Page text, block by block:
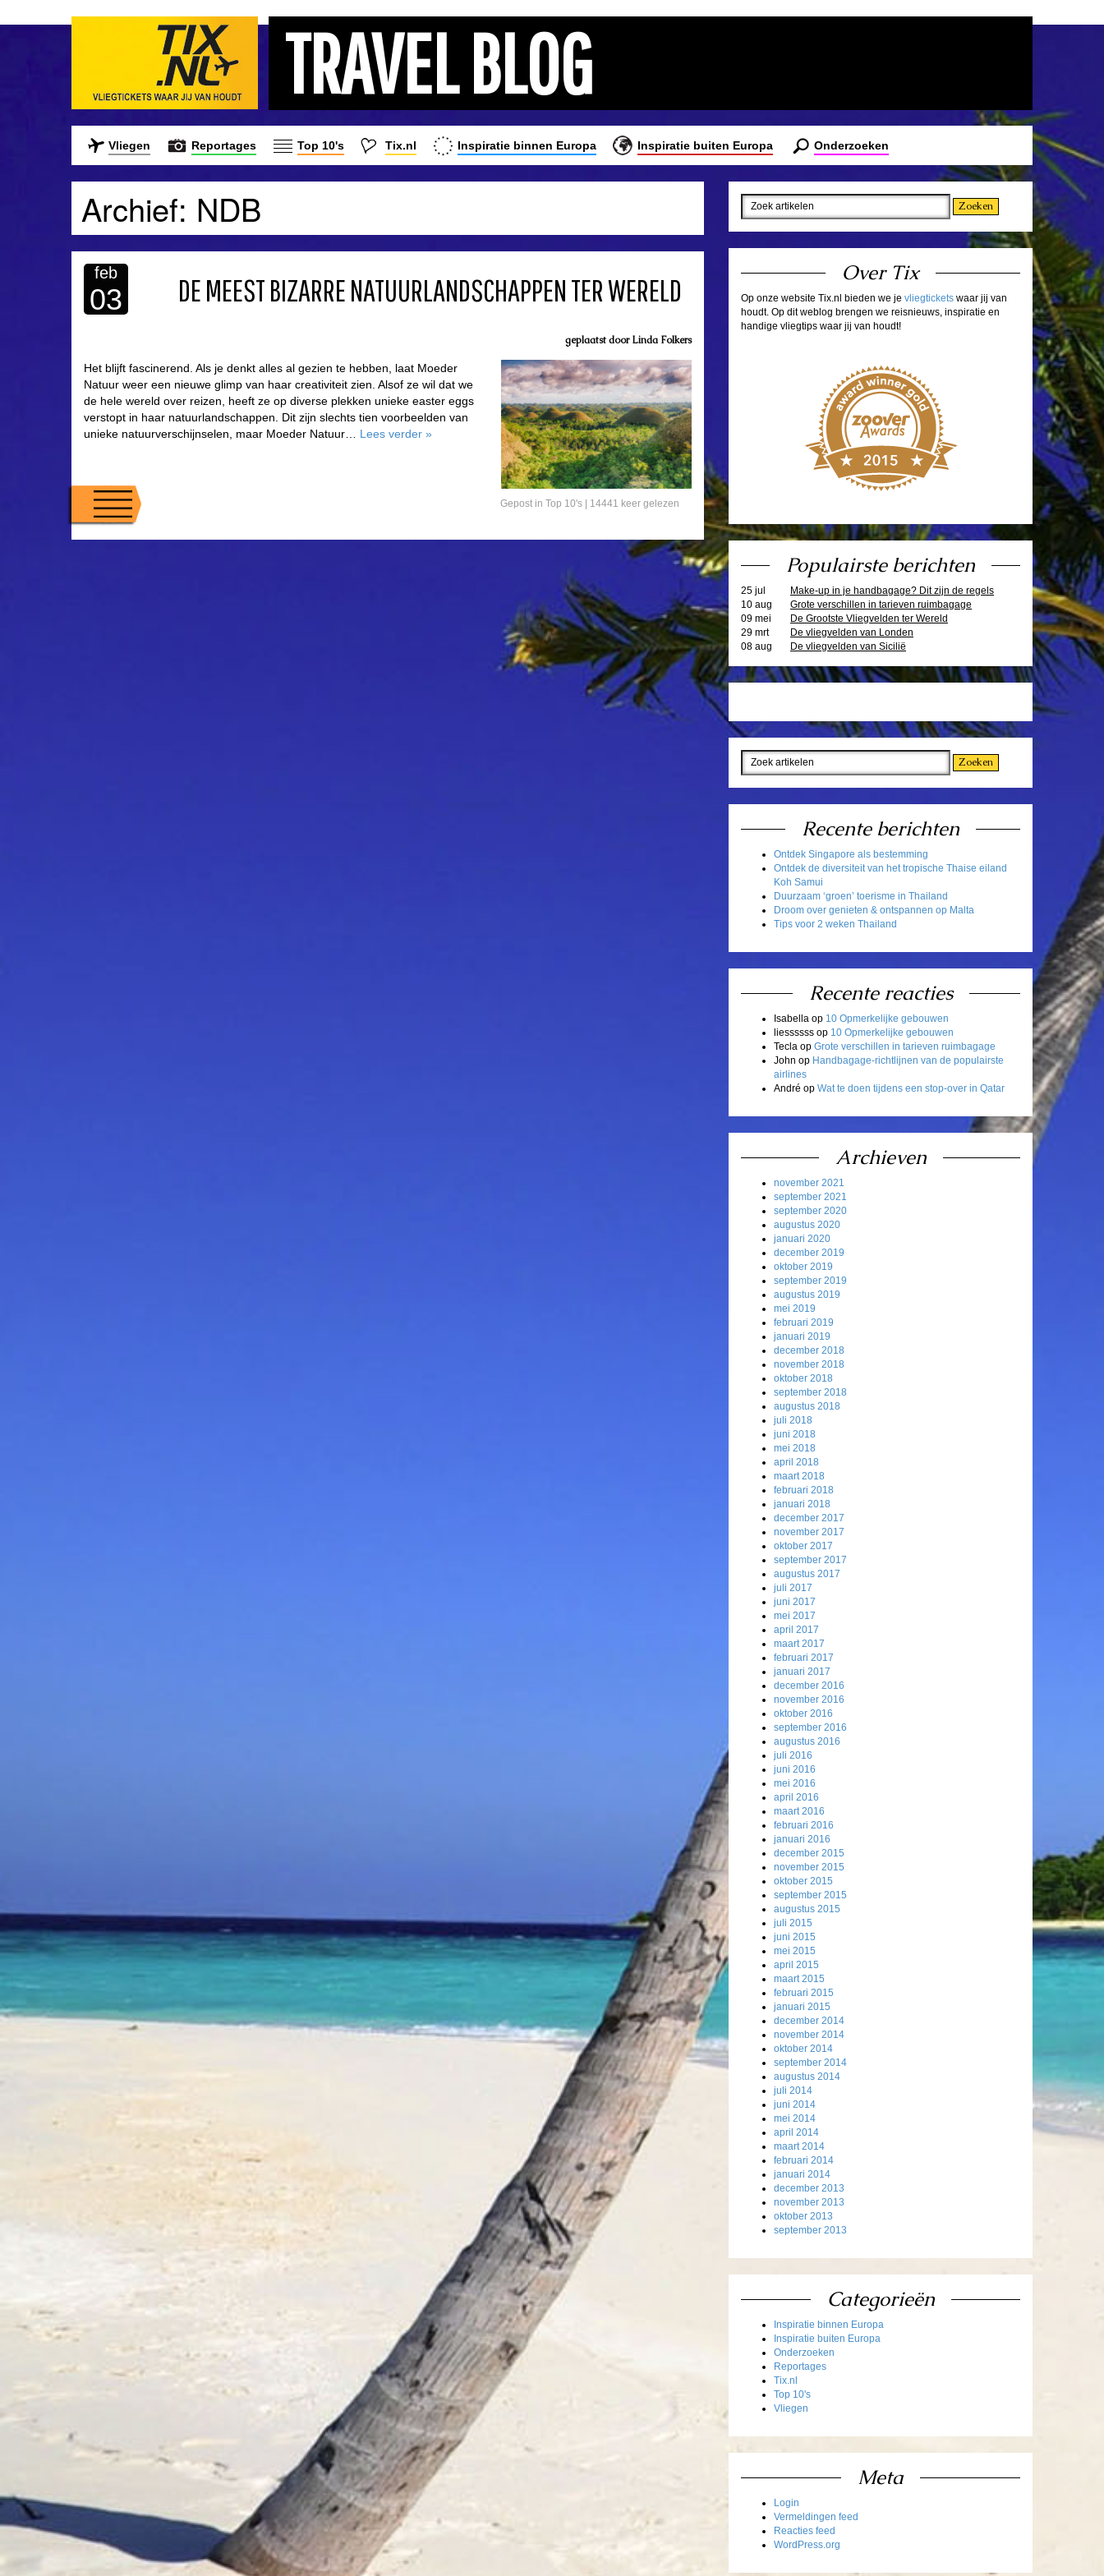
TRAVEL BLOG
Vliegen Reportages Top 10's Tix.nl Inspiratie binnen Europa Inspiratie buiten Europa Onderzoeken
Archief: NDB
feb
03 DE MEEST BIZARRE NATUURLANDSCHAPPEN TER WERELD
geplaatst doorLinda Folkers
Het blijft fascinerend. Als je denkt alles al gezien te hebben, laat Moeder
Natuur weer een nieuwe glimp van haar creativiteit zien. Alsof ze wil dat we
de hele wereld over reizen, heeft ze op diverse plekken unieke easter eggs
verstopt in haar natuurlandschappen. Dit zijn slechts tien voorbeelden van
unieke natuurverschijnselen, maar Moeder Natuur… Lees verder »
Gepost in Top 10's | 14441 keer gelezen
Over Tix
Op onze website Tix.nl bieden we je vliegtickets waar jij van
houdt. Op dit weblog brengen we reisnieuws, inspiratie en
handige vliegtips waar jij van houdt!
Populairste berichten
25 jul
Make-up in je handbagage? Dit zijn de regels
10 aug
Grote verschillen in tarieven ruimbagage
09 mei
De Grootste Vliegvelden ter Wereld
29 mrt
De vliegvelden van Londen
08 aug
De vliegvelden van Sicilië
Recente berichten
Ontdek Singapore als bestemming
Ontdek de diversiteit van het tropische Thaise eiland
Koh Samui
Duurzaam ‘groen’ toerisme in Thailand
Droom over genieten & ontspannen op Malta
Tips voor 2 weken Thailand
Recente reacties
Isabella op 10 Opmerkelijke gebouwen
liessssss op 10 Opmerkelijke gebouwen
Tecla op Grote verschillen in tarieven ruimbagage
John op Handbagage-richtlijnen van de populairste
airlines
André op Wat te doen tijdens een stop-over in Qatar
Archieven
november 2021
september 2021
september 2020
augustus 2020
januari 2020
december 2019
oktober 2019
september 2019
augustus 2019
mei 2019
februari 2019
januari 2019
december 2018
november 2018
oktober 2018
september 2018
augustus 2018
juli 2018
juni 2018
mei 2018
april 2018
maart 2018
februari 2018
januari 2018
december 2017
november 2017
oktober 2017
september 2017
augustus 2017
juli 2017
juni 2017
mei 2017
april 2017
maart 2017
februari 2017
januari 2017
december 2016
november 2016
oktober 2016
september 2016
augustus 2016
juli 2016
juni 2016
mei 2016
april 2016
maart 2016
februari 2016
januari 2016
december 2015
november 2015
oktober 2015
september 2015
augustus 2015
juli 2015
juni 2015
mei 2015
april 2015
maart 2015
februari 2015
januari 2015
december 2014
november 2014
oktober 2014
september 2014
augustus 2014
juli 2014
juni 2014
mei 2014
april 2014
maart 2014
februari 2014
januari 2014
december 2013
november 2013
oktober 2013
september 2013
Categorieën
Inspiratie binnen Europa
Inspiratie buiten Europa
Onderzoeken
Reportages
Tix.nl
Top 10's
Vliegen
Meta
Login
Vermeldingen feed
Reacties feed
WordPress.org